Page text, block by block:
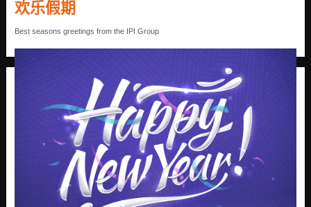
欢乐假期
Best seasons greetings from the IPI Group